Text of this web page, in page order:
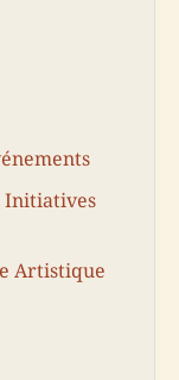
Initiatives
Artistique